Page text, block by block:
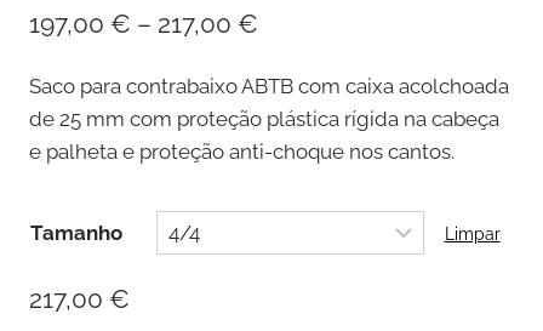
197,00 € – 217,00 €
197,00 €
through
Saco para contrabaixo ABTB com caixa acolchoada
de 25 mm com proteção plástica rígida na cabeça
e palheta e proteção anti-choque nos cantos.
Tamanho Limpar
217,00 €